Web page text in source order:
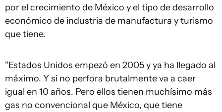
por el crecimiento de México y el tipo de desarrollo
económico de industria de manufactura y turismo
que tiene.
"Estados Unidos empezó en 2005 y ya ha llegado al
máximo. Y si no perfora brutalmente va a caer
igual en 10 años. Pero ellos tienen muchísimo más
gas no convencional que México, que tiene